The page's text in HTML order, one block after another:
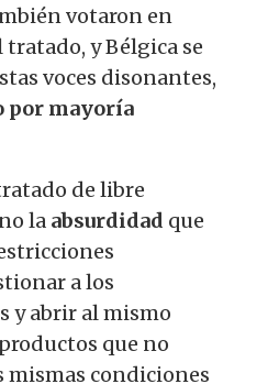
votaron en
y Bélgica se
voces disonantes,
por mayoría
de libre
la absurdidad que
a los
y abrir al mismo
que no
mismas condiciones